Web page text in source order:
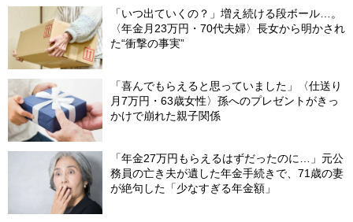
「いつ出ていくの？」増え続ける段ボール…。
〈年金月23万円・70代夫婦〉長女から明かされ
た“衝撃の事実”
「喜んでもらえると思っていました」〈仕送り
月7万円・63歳女性〉孫へのプレゼントがきっ
かけで崩れた親子関係
「年金27万円もらえるはずだったのに…」元公
務員の亡き夫が遺した年金手続きで、71歳の妻
が絶句した「少なすぎる年金額」